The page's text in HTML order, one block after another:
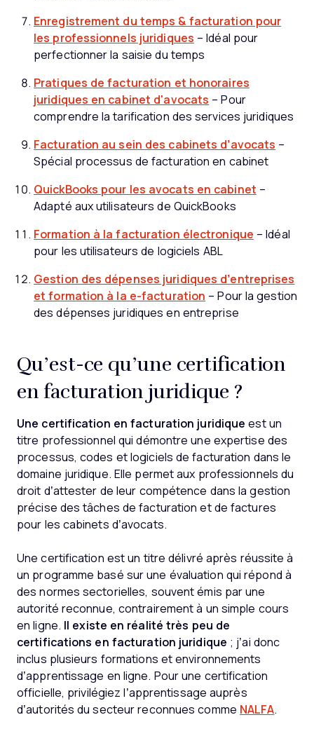
Enregistrement du temps & facturation pour
les professionnels juridiques – Idéal pour
perfectionner la saisie du temps
Pratiques de facturation et honoraires
juridiques en cabinet d'avocats – Pour
comprendre la tarification des services juridiques
Facturation au sein des cabinets d’avocats –
Spécial processus de facturation en cabinet
QuickBooks pour les avocats en cabinet –
Adapté aux utilisateurs de QuickBooks
Formation à la facturation électronique – Idéal
pour les utilisateurs de logiciels ABL
Gestion des dépenses juridiques d’entreprises
et formation à la e-facturation – Pour la gestion
des dépenses juridiques en entreprise
Qu’est-ce qu’une certification
en facturation juridique ?
Une certification en facturation juridique est un
titre professionnel qui démontre une expertise des
processus, codes et logiciels de facturation dans le
domaine juridique. Elle permet aux professionnels du
droit d’attester de leur compétence dans la gestion
précise des tâches de facturation et de factures
pour les cabinets d’avocats.
Une certification est un titre délivré après réussite à
un programme basé sur une évaluation qui répond à
des normes sectorielles, souvent émis par une
autorité reconnue, contrairement à un simple cours
en ligne.
Il existe en réalité très peu de
certifications en facturation juridique ; j’ai donc
inclus plusieurs formations et environnements
d’apprentissage en ligne. Pour une certification
officielle, privilégiez l’apprentissage auprès
d’autorités du secteur reconnues comme NALFA.